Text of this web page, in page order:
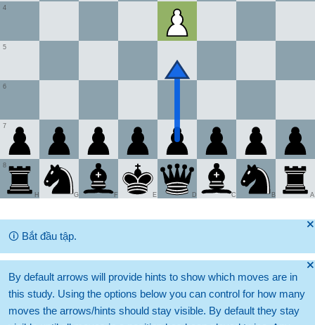
4
5
6
7
8
A
B
C
D
E
F
G
H
🞫
🛈 Bắt đầu tập.
🞫
By default arrows will provide hints to show which moves are in
this study. Using the options below you can control for how many
moves the arrows/hints should stay visible. By default they stay